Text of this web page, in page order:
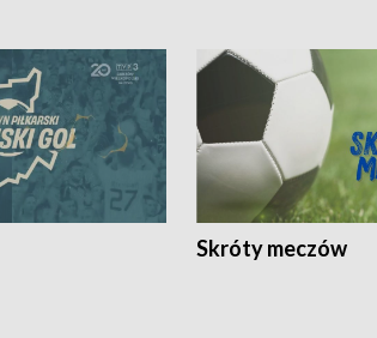
Skróty meczów